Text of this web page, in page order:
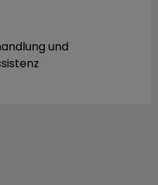
und